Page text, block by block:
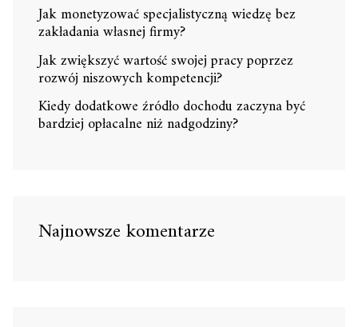
Jak monetyzować specjalistyczną wiedzę bez
zakładania własnej firmy?
Jak zwiększyć wartość swojej pracy poprzez
rozwój niszowych kompetencji?
Kiedy dodatkowe źródło dochodu zaczyna być
bardziej opłacalne niż nadgodziny?
Najnowsze komentarze